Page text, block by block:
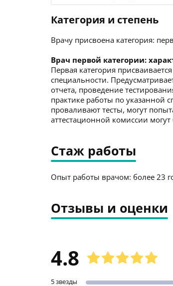
Категория и степень
Врачу присвоена категория:
Врач первой категории:
Первая категория
специальности.
отчета, проведение
практике работы по указанной
проваливают тесты, могут
аттестационной комиссии
Стаж работы
Опыт работы врачом: более 23
Отзывы и оценки
4.8
5 звезды